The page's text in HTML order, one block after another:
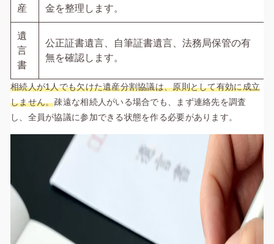
産
金を整理します。
遺
言
書
公正証書遺言、自筆証書遺言、法務局保管の有
無を確認します。
相続人が1人でも欠けた遺産分割協議は、原則として有効に成立
しません。疎遠な相続人がいる場合でも、まず連絡先を調査
し、全員が協議に参加できる状態を作る必要があります。